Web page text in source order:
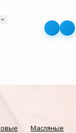
Масляные